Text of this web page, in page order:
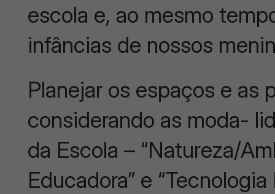
escola e, ao mesmo
infâncias de nossos
Planejar os espaços e as
considerando as moda-
da Escola – “Natureza/
Educadora” e